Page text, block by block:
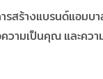
ารสร้างแบรนด์แอม
วามเป็นคุณ และค